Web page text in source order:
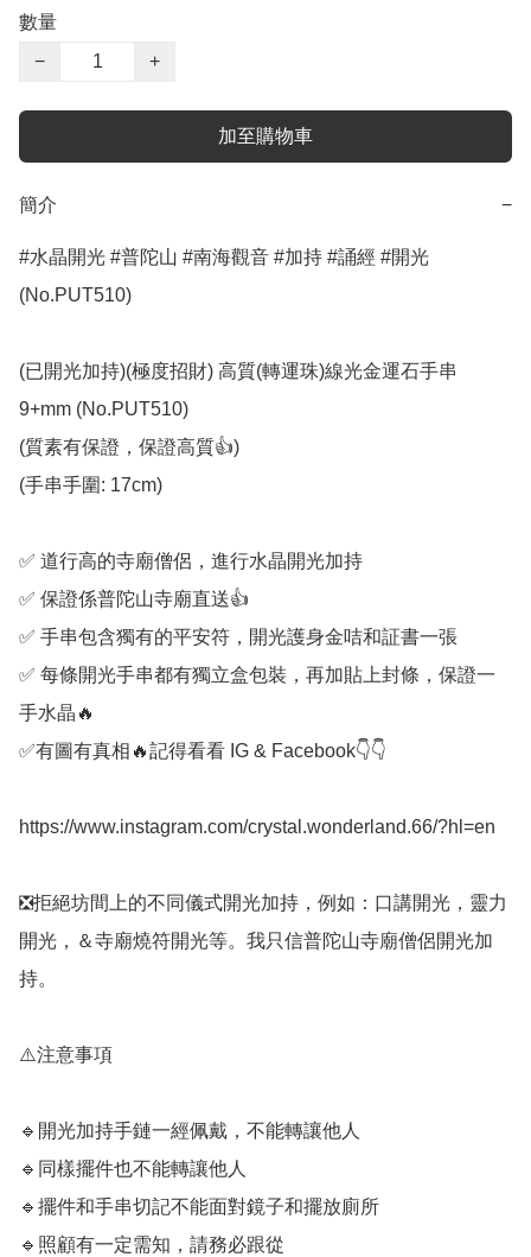
數量
−
+
加至購物車
簡介 −
#水晶開光 #普陀山 #南海觀音 #加持 #誦經 #開光
(No.PUT510)
(已開光加持)(極度招財) 高質(轉運珠)線光金運石手串
9+mm (No.PUT510)
(質素有保證，保證高質👍)
(手串手圍: 17cm)
✅️ 道行高的寺廟僧侶，進行水晶開光加持
✅️ 保證係普陀山寺廟直送👍
✅️ 手串包含獨有的平安符，開光護身金咭和証書一張
✅️ 每條開光手串都有獨立盒包裝，再加貼上封條，保證一
手水晶🔥
✅️有圖有真相🔥記得看看 IG & Facebook👇👇
https://www.instagram.com/crystal.wonderland.66/?hl=en
❎️拒絕坊間上的不同儀式開光加持，例如：口講開光，靈力
開光，＆寺廟燒符開光等。我只信普陀山寺廟僧侶開光加
持。
⚠️注意事項
🔹️開光加持手鏈一經佩戴，不能轉讓他人
🔹️同樣擺件也不能轉讓他人
🔹️擺件和手串切記不能面對鏡子和擺放廁所
🔹️照顧有一定需知，請務必跟從